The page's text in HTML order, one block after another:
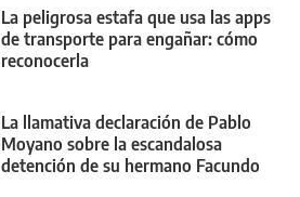
La peligrosa estafa que usa las apps
de transporte para engañar: cómo
reconocerla
La llamativa declaración de Pablo
Moyano sobre la escandalosa
detención de su hermano Facundo